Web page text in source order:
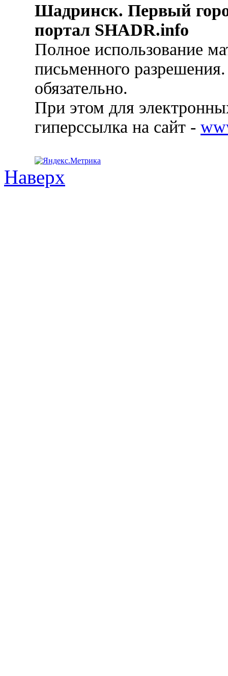
Шадринск. Первый
портал SHADR.info
Полное использование
письменного
обязательно.
При этом для
гиперссылка на сайт -
Наверх